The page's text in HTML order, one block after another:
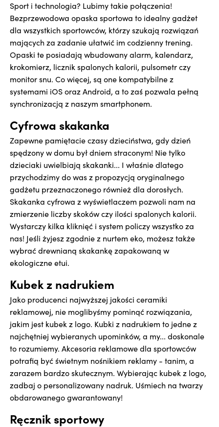
Sport i technologia? Lubimy takie połączenia!
Bezprzewodowa opaska sportowa to idealny gadżet
dla wszystkich sportowców, którzy szukają rozwiązań
mających za zadanie ułatwić im codzienny trening.
Opaski te posiadają wbudowany alarm, kalendarz,
krokomierz, licznik spalonych kalorii, pulsometr czy
monitor snu. Co więcej, są one kompatybilne z
systemami iOS oraz Android, a to zaś pozwala pełną
synchronizacją z naszym smartphonem.
Cyfrowa skakanka
Zapewne pamiętacie czasy dzieciństwa, gdy dzień
spędzony w domu był dniem straconym! Nie tylko
dzieciaki uwielbiają skakanki... I właśnie dlatego
przychodzimy do was z propozycją oryginalnego
gadżetu przeznaczonego również dla dorosłych.
Skakanka cyfrowa z wyświetlaczem pozwoli nam na
zmierzenie liczby skoków czy ilości spalonych kalorii.
Wystarczy kilka kliknięć i system policzy wszystko za
nas! Jeśli żyjesz zgodnie z nurtem eko, możesz także
wybrać drewnianą skakankę zapakowaną w
ekologiczne etui.
Kubek z nadrukiem
Jako producenci najwyższej jakości ceramiki
reklamowej, nie moglibyśmy pominąć rozwiązania,
jakim jest kubek z logo. Kubki z nadrukiem to jedne z
najchętniej wybieranych upominków, a my... doskonale
to rozumiemy. Akcesoria reklamowe dla sportowców
potrafią być świetnym nośnikiem reklamy - tanim, a
zarazem bardzo skutecznym. Wybierając kubek z logo,
zadbaj o personalizowany nadruk. Uśmiech na twarzy
obdarowanego gwarantowany!
Ręcznik sportowy